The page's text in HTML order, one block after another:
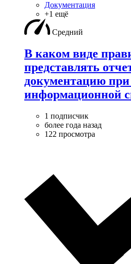
Документация
+1 ещё
Средний
В каком виде
представлять
документацию при
информационной
1 подписчик
более года назад
122 просмотра